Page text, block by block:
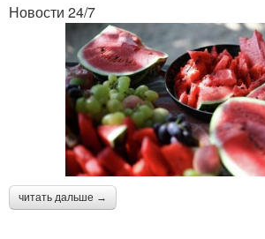
Новости 24/7
читать дальше →